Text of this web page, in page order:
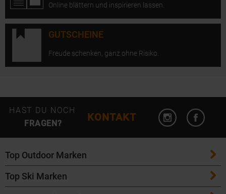
Online blättern und inspirieren lassen.
GUTSCHEINE
Freude schenken, ganz ohne Risiko.
HAST DU NOCH
FRAGEN?
KONTAKT
Instagram
Top Outdoor Marken
Patagonia
Top Ski Marken